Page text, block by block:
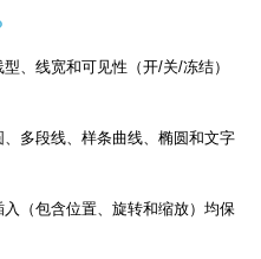
、线宽和可见性（开/关/冻结）
多段线、样条曲线、椭圆和文字
（包含位置、旋转和缩放）均保